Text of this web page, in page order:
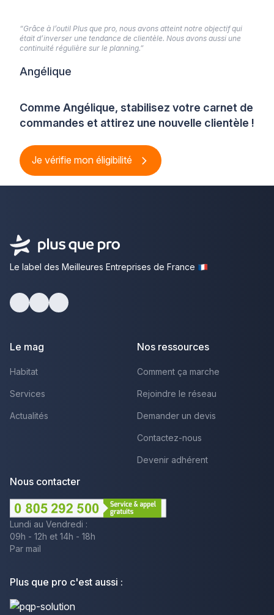
Comme Angélique, stabilisez votre carnet de
commandes et attirez une nouvelle clientèle !
Je vérifie mon éligibilité
“Grâce à l’outil Plus que pro, nous avons atteint notre objectif qui
était d’inverser une tendance de clientèle. Nous avons aussi une
continuité régulière sur le planning.”
Angélique
Le label des Meilleures Entreprises de France
Le mag
Habitat
Services
Actualités
Nos ressources
Comment ça marche
Rejoindre le réseau
Demander un devis
Contactez-nous
Devenir adhérent
Nous contacter
Lundi au Vendredi :
09h - 12h et 14h - 18h
Par mail
Plus que pro c'est aussi :